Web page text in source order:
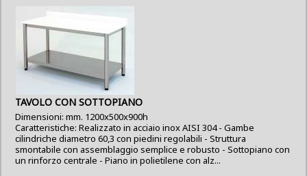
TAVOLO CON SOTTOPIANO
Dimensioni: mm. 1200x500x900h
Caratteristiche: Realizzato in acciaio inox AISI 304 - Gambe
cilindriche diametro 60,3 con piedini regolabili - Struttura
smontabile con assemblaggio semplice e robusto - Sottopiano con
un rinforzo centrale - Piano in polietilene con alz...